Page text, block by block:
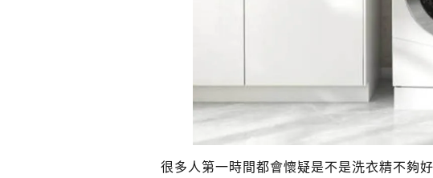
很多人第一時間都會懷疑是不是洗衣精不夠